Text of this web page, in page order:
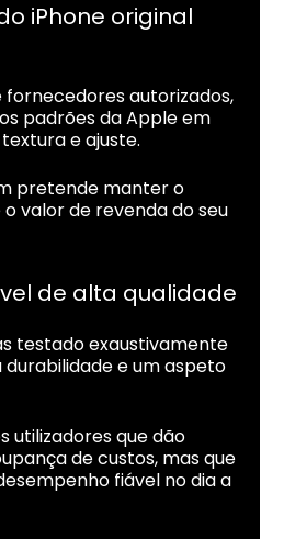
iPhone original
fornecedores autorizados,
padrões da Apple em
e ajuste.
pretende manter o
valor de revenda do seu
de alta qualidade
testado exaustivamente
e um aspeto
utilizadores que dão
de custos, mas que
fiável no dia a